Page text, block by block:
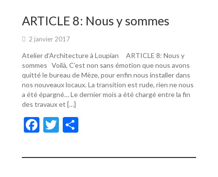
o
o
k
er
ARTICLE 8: Nous y sommes
2 janvier 2017
Atelier d’Architecture à Loupian ARTICLE 8: Nous y
sommes Voilà, C’est non sans émotion que nous avons
quitté le bureau de Mèze, pour enfin nous installer dans
nos nouveaux locaux. La transition est rude, rien ne nous
a été épargné… Le dernier mois a été chargé entre la fin
des travaux et […]
F
e
T
itt ta